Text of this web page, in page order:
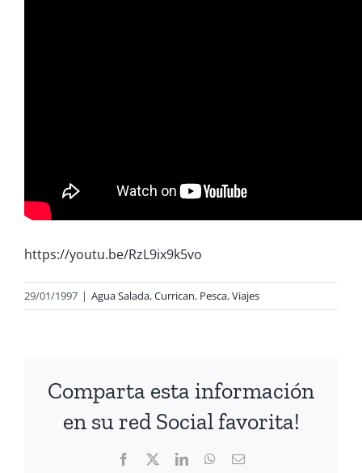
https://youtu.be/RzL9ix9k5vo
29/01/1997 | Agua Salada,Currican, Pesca,Viajes
Comparta esta información
en su red Social favorita!
Facebook LinkedInWhatsApp
Correo